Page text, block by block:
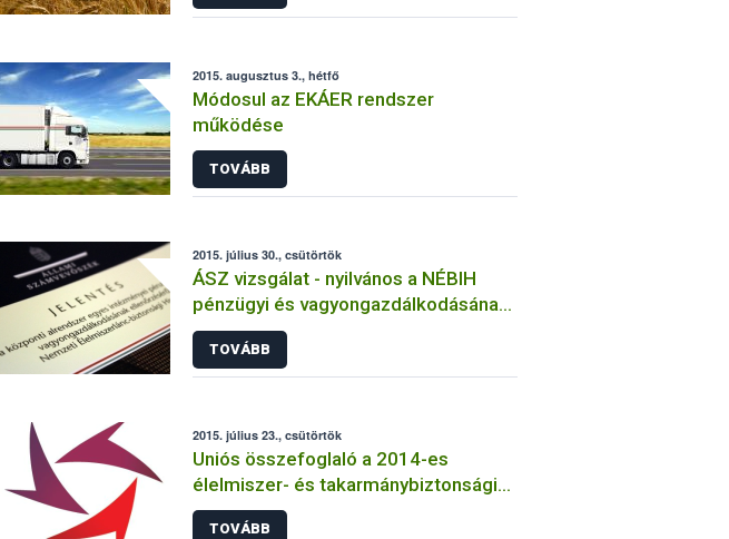
2015. augusztus 3., hétfő
Módosul az EKÁER rendszer
működése
TOVÁBB
2015. július 30., csütörtök
ÁSZ vizsgálat - nyilvános a NÉBIH
pénzügyi és vagyongazdálkodásának
ellenőrzési eredménye
TOVÁBB
2015. július 23., csütörtök
Uniós összefoglaló a 2014-es
élelmiszer- és takarmánybiztonsági
riasztásokról
TOVÁBB